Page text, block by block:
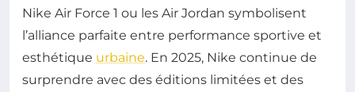
Nike Air Force 1 ou les Air Jordan symbolisent
l’alliance parfaite entre performance sportive et
esthétique urbaine. En 2025, Nike continue de
surprendre avec des éditions limitées et des